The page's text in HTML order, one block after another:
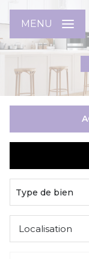
MENU
Type de bien
Localisation